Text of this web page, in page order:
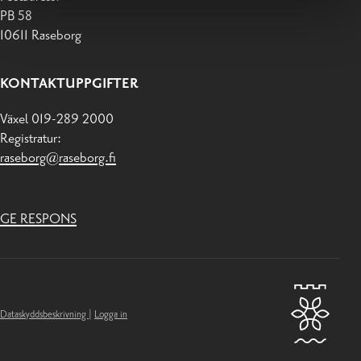
PB 58
10611 Raseborg
KONTAKTUPPGIFTER
Växel 019-289 2000
Registratur:
raseborg@raseborg.fi
GE RESPONS
Dataskyddsbeskrivning Logga in